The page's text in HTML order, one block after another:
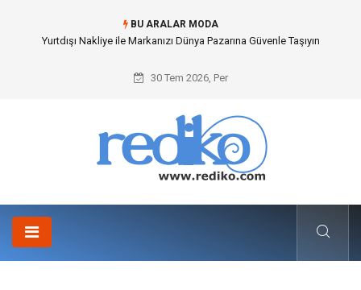
BU ARALAR MODA
İnternetsiz Bir Gün Nedir ve Neden Önemlidir?
30 Tem 2026, Per